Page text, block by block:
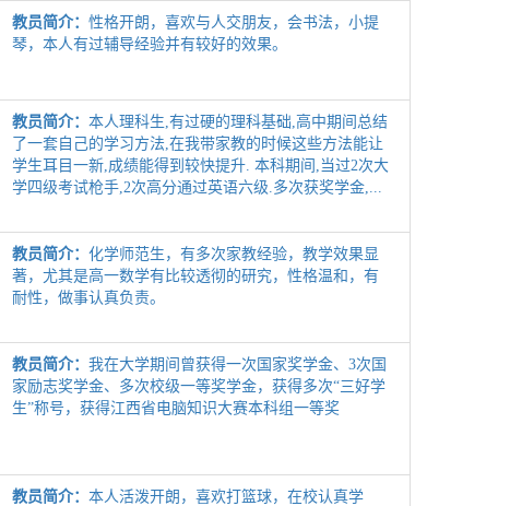
教员简介： 性格开朗，喜欢与人交朋友，会书法，小提
琴，本人有过辅导经验并有较好的效果。
教员简介： 本人理科生,有过硬的理科基础,高中期间总结
了一套自己的学习方法,在我带家教的时候这些方法能让
学生耳目一新,成绩能得到较快提升. 本科期间,当过2次大
学四级考试枪手,2次高分通过英语六级.多次获奖学金,...
教员简介： 化学师范生，有多次家教经验，教学效果显
著，尤其是高一数学有比较透彻的研究，性格温和，有
耐性，做事认真负责。
教员简介： 我在大学期间曾获得一次国家奖学金、3次国
家励志奖学金、多次校级一等奖学金，获得多次“三好学
生”称号，获得江西省电脑知识大赛本科组一等奖
教员简介： 本人活泼开朗，喜欢打篮球，在校认真学